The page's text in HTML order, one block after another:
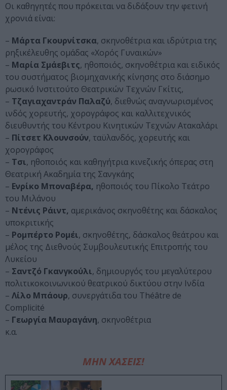
Οι καθηγητές που πρόκειται να διδάξουν την φετινή
χρονιά είναι:
– Μάρτα Γκουρνίτσκα, σκηνοθέτρια και ιδρύτρια της
ρηξικέλευθης ομάδας «Χορός Γυναικών»
– Mαρία Σμάεβιτς, ηθοποιός, σκηνοθέτρια και ειδικός
του συστήματος βιομηχανικής κίνησης στο διάσημο
ρωσικό Ινστιτούτο Θεατρικών Τεχνών Γκίτις,
– Τζαγιαχαντράν Παλαζύ, διεθνώς αναγνωρισμένος
ινδός χορευτής, χορογράφος και καλλιτεχνικός
διευθυντής του Κέντρου Κινητικών Τεχνών Ατακαλάρι
– Πίτσετ Κλουνσούν, ταϋλανδός, χορευτής και
χορογράφος
– Τσι, ηθοποιός και καθηγήτρια κινεζικής όπερας στη
Θεατρική Ακαδημία της Σανγκάης
– Ενρίκο Μποναβέρα, ηθοποιός του Πίκολο Τεάτρο
του Μιλάνου
– Ντένις Ράιντ, αμερικάνος σκηνοθέτης και δάσκαλος
υποκριτικής
– Ρομπέρτο Ρομέι, σκηνοθέτης, δάσκαλος θεάτρου και
μέλος της Διεθνούς Συμβουλευτικής Επιτροπής του
Λυκείου
– Σαντζό Γκανγκούλι, δημιουργός του μεγαλύτερου
πολιτικοκοινωνικού θεατρικού δικτύου στην Ινδία
– Λίλο Μπάουρ, συνεργάτιδα του Théâtre de
Complicité
– Γεωργία Μαυραγάνη, σκηνοθέτρια
κ.α.
ΜΗΝ ΧΑΣΕΙΣ!